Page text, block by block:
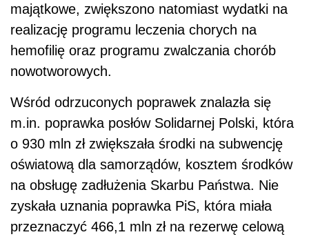
majątkowe, zwiększono natomiast wydatki na
realizację programu leczenia chorych na
hemofilię oraz programu zwalczania chorób
nowotworowych.
Wśród odrzuconych poprawek znalazła się
m.in. poprawka posłów Solidarnej Polski, która
o 930 mln zł zwiększała środki na subwencję
oświatową dla samorządów, kosztem środków
na obsługę zadłużenia Skarbu Państwa. Nie
zyskała uznania poprawka PiS, która miała
przeznaczyć 466,1 mln zł na rezerwę celową